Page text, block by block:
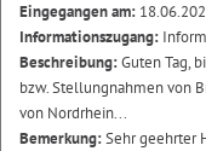
Eingegangen am:
Informationszugang:
Beschreibung:Guten Tag,
bzw. Stellungnahmen von
von Nordrhein...
Bemerkung:Sehr geehrter